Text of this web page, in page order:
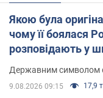
Якою була
чому її боялася
розповідають у
Державним символом є
9.08.2026 09:15 17,9